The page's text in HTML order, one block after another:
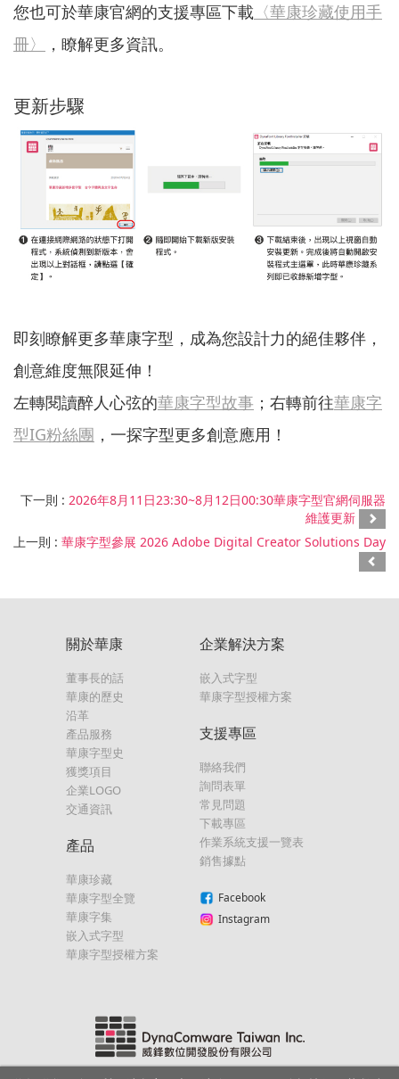
您也可於華康官網的支援專區下載 〈華康珍藏使用手
冊〉
，瞭解更多資訊。
更新步驟
即刻瞭解更多華康字型，成為您設計力的絕佳夥伴，
創意維度無限延伸！
左轉閱讀醉人心弦的華康字型故事 ；右轉前往華康字
型IG粉絲團 ，一探字型更多創意應用！
下一則 : 2026年8月11日23:30~8月12日00:30華康字型官網伺服器
維護更新
上一則 : 華康字型參展 2026 Adobe Digital Creator Solutions Day
關於華康
董事長的話
華康的歷史
沿革
產品服務
華康字型史
獲獎項目
企業LOGO
交通資訊
產品
華康珍藏
華康字型全覽
華康字集
嵌入式字型
華康字型授權方案
企業解決方案
嵌入式字型
華康字型授權方案
支援專區
聯絡我們
詢問表單
常見問題
下載專區
作業系統支援一覽表
銷售據點
Facebook
Instagram